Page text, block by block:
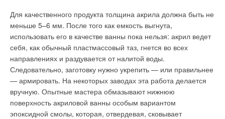
Для качественного продукта толщина акрила должна быть не
меньше 5–6 мм. После того как емкость выгнута,
использовать его в качестве ванны пока нельзя: акрил ведет
себя, как обычный пластмассовый таз, гнется во всех
направлениях и раздувается от налитой воды.
Следовательно, заготовку нужно укрепить — или правильнее
— армировать. На некоторых заводах эта работа делается
вручную. Опытные мастера обмазывают нижнюю
поверхность акриловой ванны особым вариантом
эпоксидной смолы, которая, отвердевая, сковывает
достаточно лишь работать в дежурном режиме. Кроме того,
котел сможет вас обеспечить и горячей водой, а это
исключает затраты на приобретение отдельного
водонагревателя.
В те далекие времена, когда серьезные научные разработки
были нацелены на промышленность, а быт отчасти
оставался в стороне, мы не могли и мечтать, что управление
обычным отопительным котлом может производиться на
расстоянии. Сегодня же это практически не удивляет.
чаще всего выражается в определении мощности по
отапливаемой площади дома без учета теплотехнических
свойств его наружных ограждающих конструкций и
функциональных особенностей инженерных систем.
Мощность водогрейного котла складывается из расчетных
мощностей теплопотребляющих систем.
Мощность системы отопления определяется в результате
расчета теплопотерь дома при расчетной температуре
наружного воздуха в районе строительства и расчетных или